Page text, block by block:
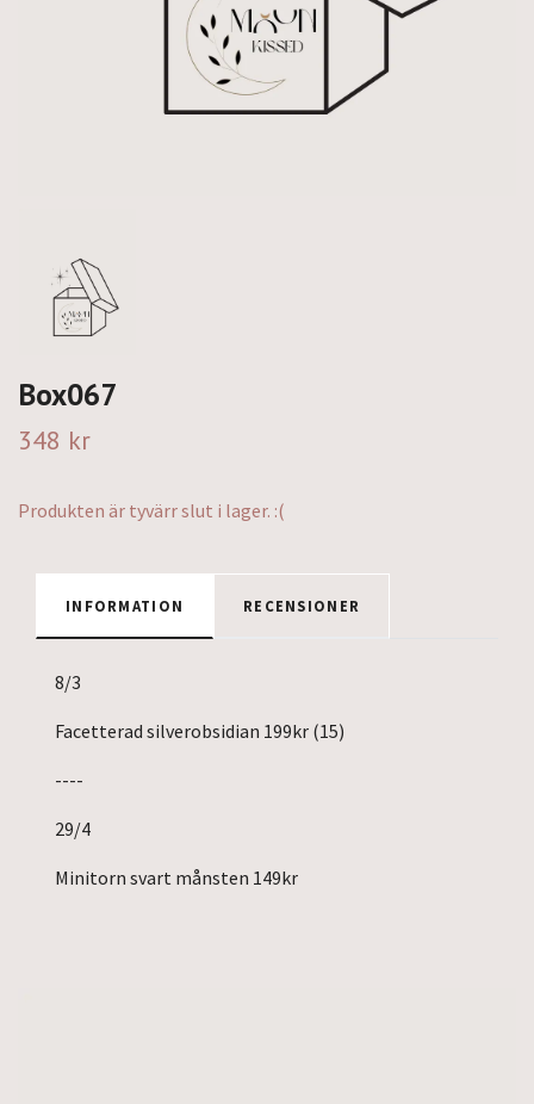
Box067
348 kr
Produkten är tyvärr slut i lager. :(
INFORMATION RECENSIONER
8/3
Facetterad silverobsidian 199kr (15)
----
29/4
Minitorn svart månsten 149kr